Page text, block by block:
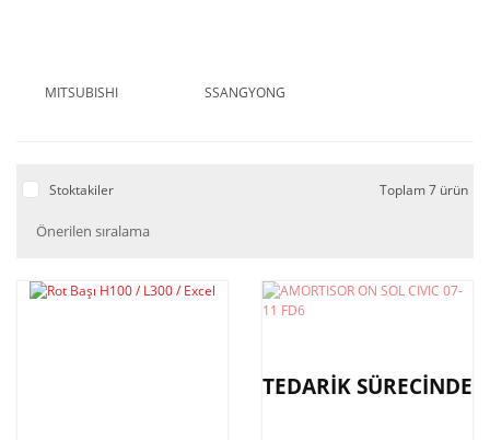
MITSUBISHI SSANGYONG
Stoktakiler Toplam 7 ürün
TEDARİK SÜRECİNDE